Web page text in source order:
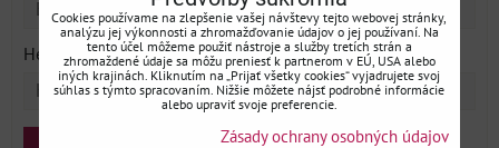
Heslo:*
Cookies používame na zlepšenie vašej návštevy tejto webovej stránky,
analýzu jej výkonnosti a zhromažďovanie údajov o jej používaní. Na
tento účel môžeme použiť nástroje a služby tretích strán a
zhromaždené údaje sa môžu preniesť k partnerom v EÚ, USA alebo
iných krajinách. Kliknutím na „Prijať všetky cookies“ vyjadrujete svoj
súhlas s týmto spracovaním. Nižšie môžete nájsť podrobné informácie
alebo upraviť svoje preferencie.
Zásady ochrany osobných údajov